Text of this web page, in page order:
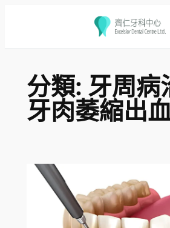
分類: 牙周病
牙肉萎縮出